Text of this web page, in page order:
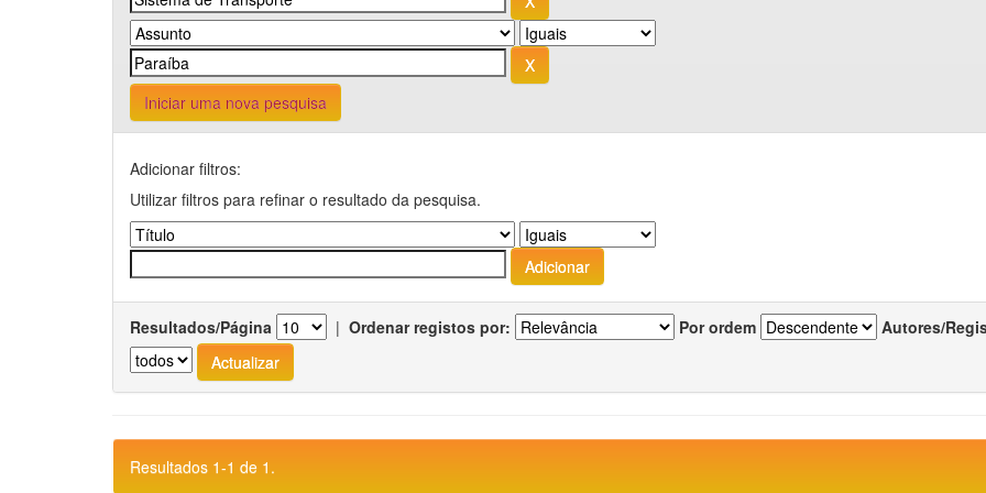
Iniciar uma nova pesquisa
Adicionar filtros:
Utilizar filtros para refinar o resultado da pesquisa.
Resultados/Página | Ordenar registos por: Por ordem Autores/
Resultados 1-1 de 1.